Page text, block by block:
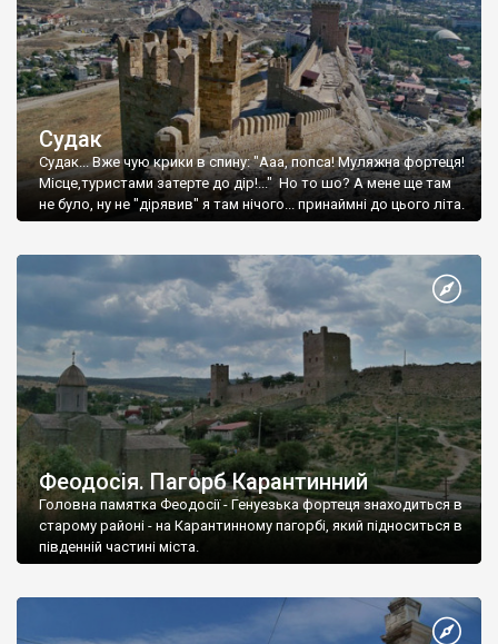
Судак
Судак... Вже чую крики в спину: "Ааа, попса! Муляжна фортеця!
Місце,туристами затерте до дір!..." Но то шо? А мене ще там
не було, ну не "дірявив" я там нічого... принаймні до цього літа.
Феодосія. Пагорб Карантинний
Головна памятка Феодосії - Генуезька фортеця знаходиться в
старому районі - на Карантинному пагорбі, який підноситься в
південній частині міста.